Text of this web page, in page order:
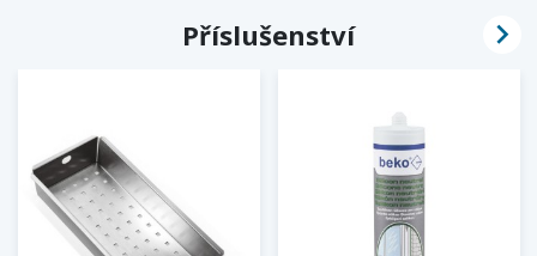
Příslušenství 